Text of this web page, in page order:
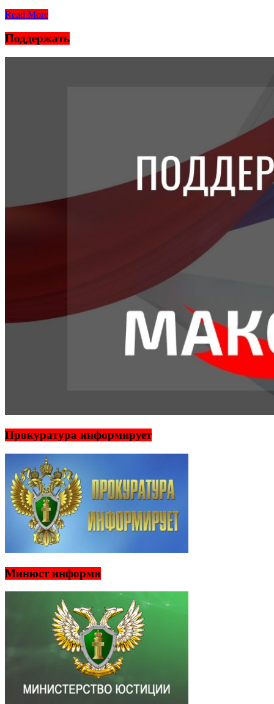
Read More
Поддержать
Прокуратура информирует
Минюст информи